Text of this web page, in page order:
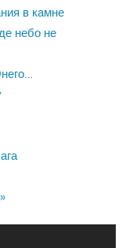
в камне
небо не